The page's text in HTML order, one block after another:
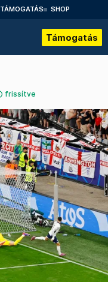
TÁMOGATÁS SHOP
Támogatás
frissítve